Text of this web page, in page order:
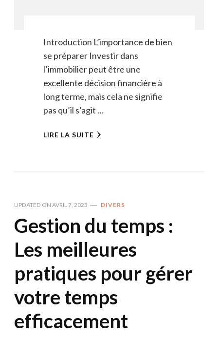
Introduction L’importance de bien
se préparer Investir dans
l’immobilier peut être une
excellente décision financière à
long terme, mais cela ne signifie
pas qu’il s’agit …
LIRE LA SUITE
UPDATED ON AVRIL 7, 2023 DIVERS
Gestion du temps :
Les meilleures
pratiques pour gérer
votre temps
efficacement